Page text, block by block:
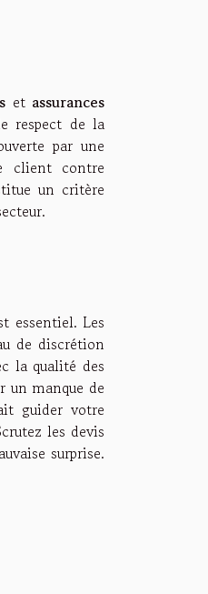
et assurances
respect de la
par une
client contre
un critère
essentiel. Les
de discrétion
la qualité des
un manque de
guider votre
les devis
surprise.